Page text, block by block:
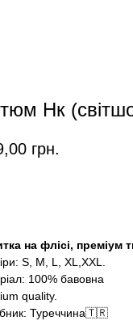
Нк
грн.
на флісі, преміум
S, M, L, XL,XXL.
100% бавовна
quality.
Туреччина🇹🇷